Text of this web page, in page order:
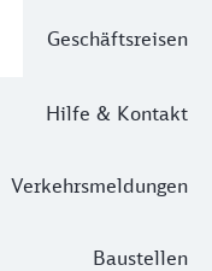
Geschäftsreisen
Hilfe & Kontakt
Verkehrsmeldungen
Baustellen